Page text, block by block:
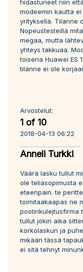
hidastuneet niin
modeemin kautta
yrityksellä. Tilanne
Nopeustesteillä
megaa, mutta
yhteys takkuaa.
toisena Huawei ES
tilanne ei ole
Arvostelut:
1 of 10
2018-04-13 06:22
Anneli Turkki
Väärä lasku tullut
ole teliasopimusta
eteenpäin. te
toimitaakaapas ne
postinkulejtusfirma
tullut jokin aika
korkolaskun ja
mikään tässä
ei sitä tehnyt